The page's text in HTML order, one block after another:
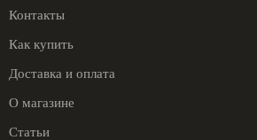
Контакты
Как купить
Доставка и оплата
О магазине
Статьи